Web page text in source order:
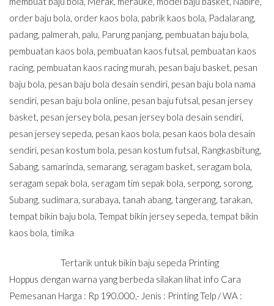
order baju bola, order kaos bola, pabrik kaos bola, Padalarang,
padang, palmerah, palu, Parung panjang, pembuatan baju bola,
pembuatan kaos bola, pembuatan kaos futsal, pembuatan kaos
racing, pembuatan kaos racing murah, pesan baju basket, pesan
baju bola, pesan baju bola desain sendiri, pesan baju bola nama
sendiri, pesan baju bola online, pesan baju futsal, pesan jersey
basket, pesan jersey bola, pesan jersey bola desain sendiri,
pesan jersey sepeda, pesan kaos bola, pesan kaos bola desain
sendiri, pesan kostum bola, pesan kostum futsal, Rangkasbitung,
Sabang, samarinda, semarang, seragam basket, seragam bola,
seragam sepak bola, seragam tim sepak bola, serpong, sorong,
Subang, sudimara, surabaya, tanah abang, tangerang, tarakan,
tempat bikin baju bola, Tempat bikin jersey sepeda, tempat bikin
kaos bola, timika
Tertarik untuk bikin baju sepeda Printing
Hoppus dengan warna yang berbeda silakan lihat info Cara
Pemesanan Harga : Rp 190.000,- Jenis : Printing Telp / WA :